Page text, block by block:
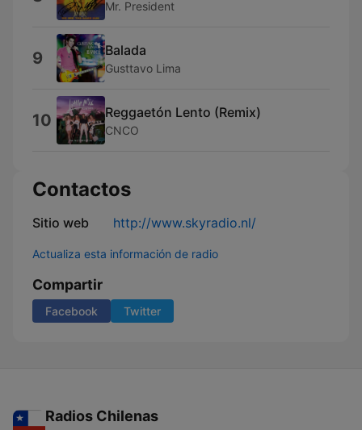
Mr. President
9 Balada
Gusttavo Lima
10 Reggaetón Lento (Remix)
CNCO
Contactos
Sitio web http://www.skyradio.nl/
Actualiza esta información de radio
Compartir
Facebook Twitter
Radios Chilenas